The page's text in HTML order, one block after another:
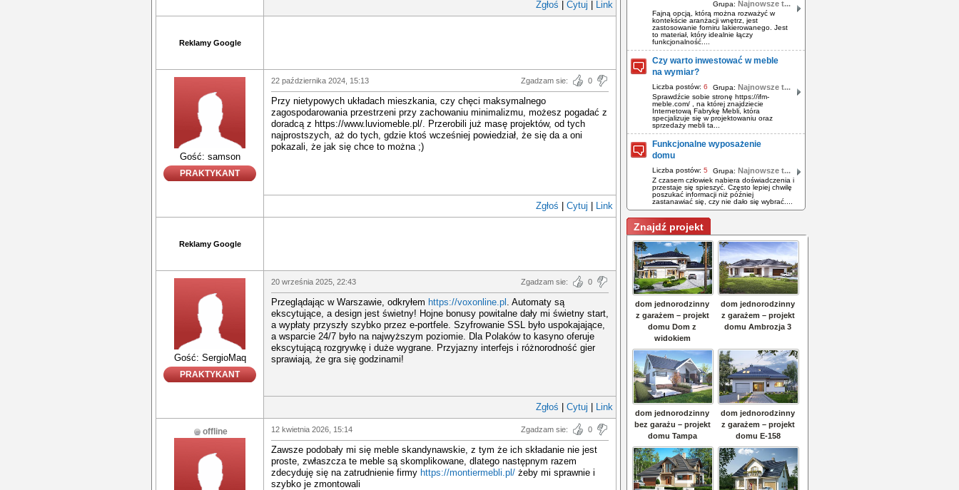
Zgłoś Cytuj Link
Reklamy Google
Gość: samson
PRAKTYKANT
22 października 2024, 15:13 Zgadzam sie: 0
Przy nietypowych układach mieszkania, czy chęci maksymalnego
zagospodarowania przestrzeni przy zachowaniu minimalizmu, możesz pogadać z
doradcą z https://www.luviomeble.pl/. Przerobili już masę projektów, od tych
najprostszych, aż do tych, gdzie ktoś wcześniej powiedział, że się da a oni
pokazali, że jak się chce to można ;)
Zgłoś Cytuj Link
Reklamy Google
Gość: SergioMaq
PRAKTYKANT
20 września 2025, 22:43 Zgadzam sie: 0
Przeglądając w Warszawie, odkryłem https://voxonline.pl . Automaty są
ekscytujące, a design jest świetny! Hojne bonusy powitalne dały mi świetny start,
a wypłaty przyszły szybko przez e-portfele. Szyfrowanie SSL było uspokajające,
a wsparcie 24/7 było na najwyższym poziomie. Dla Polaków to kasyno oferuje
ekscytującą rozgrywkę i duże wygrane. Przyjazny interfejs i różnorodność gier
sprawiają, że gra się godzinami!
Zgłoś Cytuj Link
offline 12 kwietnia 2026, 15:14 Zgadzam sie: 0
Zawsze podobały mi się meble skandynawskie, z tym że ich składanie nie jest
proste, zwłaszcza te meble są skomplikowane, dlatego następnym razem
zdecyduję się na zatrudnienie firmy https://montiermebli.pl/ żeby mi sprawnie i
szybko je zmontowali
Grupa: Najnowsze t...
Fajną opcją, którą można rozważyć w
kontekście aranżacji wnętrz, jest
zastosowanie forniru lakierowanego. Jest
to materiał, który idealnie łączy
funkcjonalność....
Czy warto inwestować w meble
na wymiar?
Liczba postów: 6 Grupa: Najnowsze t...
Sprawdźcie sobie stronę https://ifm-
meble.com/ , na której znajdziecie
Internetową Fabrykę Mebli, która
specjalizuje się w projektowaniu oraz
sprzedaży mebli ta...
Funkcjonalne wyposażenie
domu
Liczba postów: 5 Grupa: Najnowsze t...
Z czasem człowiek nabiera doświadczenia i
przestaje się spieszyć. Często lepiej chwilę
poszukać informacji niż później
zastanawiać się, czy nie dało się wybrać....
Znajdź projekt